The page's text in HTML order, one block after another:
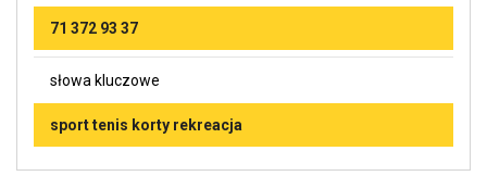
71 372 93 37
słowa kluczowe
sport tenis korty rekreacja